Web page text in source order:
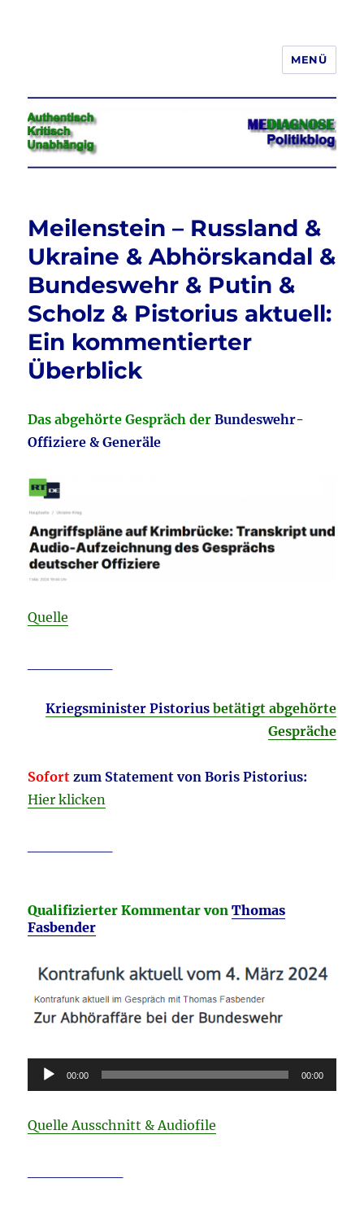
Jeder hat das Recht, seine
Meinung in Wort, Schrift und Bild
frei zu äußern und zu verbreiten
MENÜ
Meilenstein – Russland &
Ukraine & Abhörskandal &
Bundeswehr & Putin &
Scholz & Pistorius aktuell:
Ein kommentierter
Überblick
Das abgehörte Gespräch der Bundeswehr-
Offiziere & Generäle
Quelle
Kriegsminister Pistoriusbetätigt abgehörte
Gespräche
Sofort zum Statement von Boris Pistorius:
Hier klicken
Qualifizierter Kommentar vonThomas
Fasbender
Audio-
Player
00:00 00:00
Quelle Ausschnitt & Audiofile